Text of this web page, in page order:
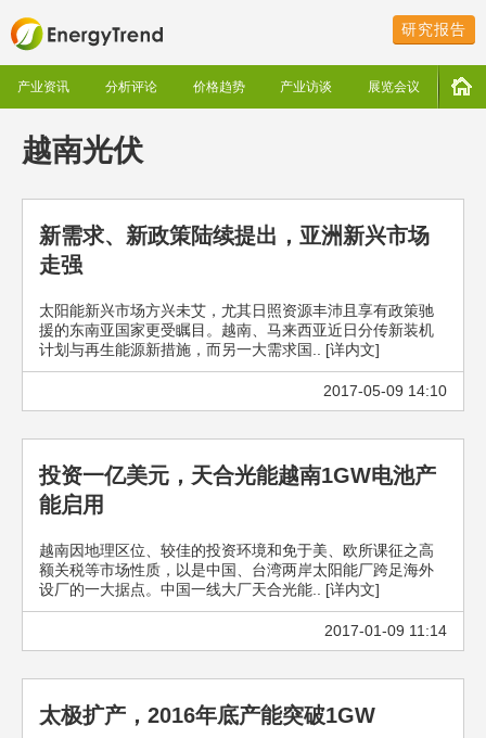
研究报告
产业资讯 分析评论 价格趋势 产业访谈 展览会议
越南光伏
新需求、新政策陆续提出，亚洲新兴市场
走强
太阳能新兴市场方兴未艾，尤其日照资源丰沛且享有政策驰
援的东南亚国家更受瞩目。越南、马来西亚近日分传新装机
计划与再生能源新措施，而另一大需求国.. [详内文]
2017-05-09 14:10
投资一亿美元，天合光能越南1GW电池产
能启用
越南因地理区位、较佳的投资环境和免于美、欧所课征之高
额关税等市场性质，以是中国、台湾两岸太阳能厂跨足海外
设厂的一大据点。中国一线大厂天合光能.. [详内文]
2017-01-09 11:14
太极扩产，2016年底产能突破1GW